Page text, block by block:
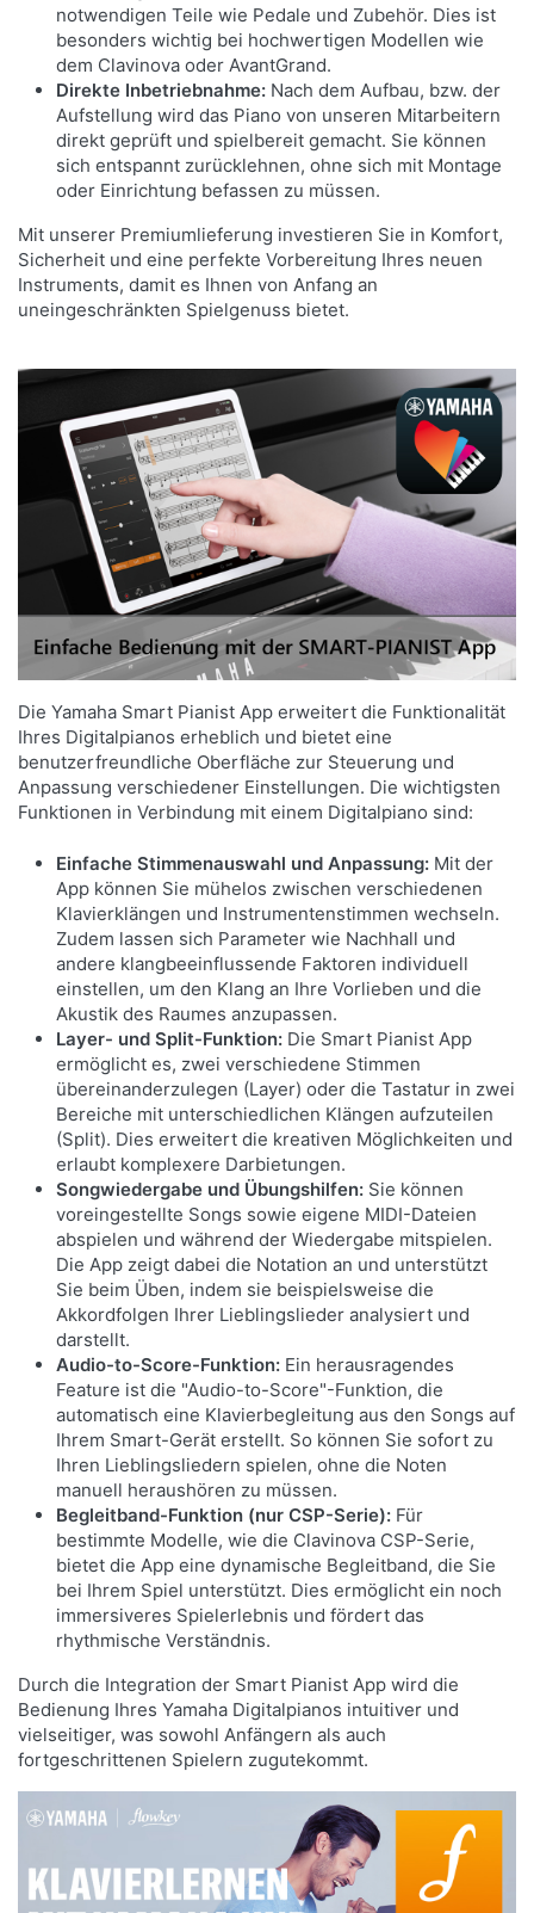
MÖCHTEN SIE EINEN IHRER
LIEBLINGSSONGS AUF DEM PIANO
AUSPROBIEREN, WISSEN ABER NICHT, WO
SIE ANFANGEN SOLLEN?
Mit der "Audio to Score"-Option der Yamaha
Smart Pianist App wird dies zum Kinderspiel. Die
App analysiert MP3s und andere Audioformate,
komplettiert mit über 50 akkordbasierten
Begleitungen, die Ihrem Spiellevel entsprechen. Sie
brauchen nur den Lichtsignalen zu folgen.
VERBESSERN SIE IHRE PERFORMANCE
DURCH EINE BREITE PALETTE AN KLÄNGEN
UND BEGLEITRHYTHMEN.
Das Clavinova CSP-295 besticht nicht nur durch
sein unaufdringliches und elegantes Äußeres,
sondern auch durch seine reiche Auswahl an
musikalischen Farben und Klangschattierungen.
Darüber hinaus steht Ihnen eine umfangreiche
Auswahl an Begleitrhythmen zur Verfügung, die
Ihre musikalischen Darbietungen mit authentischen
Klängen ergänzen und in verschiedenen Genres
hervorheben.
notwendigen Teile wie Pedale und Zubehör. Dies ist
besonders wichtig bei hochwertigen Modellen wie
dem Clavinova oder AvantGrand.
Direkte Inbetriebnahme: Nach dem Aufbau, bzw. der
Aufstellung wird das Piano von unseren Mitarbeitern
direkt geprüft und spielbereit gemacht. Sie können
sich entspannt zurücklehnen, ohne sich mit Montage
oder Einrichtung befassen zu müssen.
Mit unserer Premiumlieferung investieren Sie in Komfort,
Sicherheit und eine perfekte Vorbereitung Ihres neuen
Instruments, damit es Ihnen von Anfang an
uneingeschränkten Spielgenuss bietet.
Die Yamaha Smart Pianist App erweitert die Funktionalität
Ihres Digitalpianos erheblich und bietet eine
benutzerfreundliche Oberfläche zur Steuerung und
Anpassung verschiedener Einstellungen. Die wichtigsten
Funktionen in Verbindung mit einem Digitalpiano sind:
Einfache Stimmenauswahl und Anpassung: Mit der
App können Sie mühelos zwischen verschiedenen
Klavierklängen und Instrumentenstimmen wechseln.
Zudem lassen sich Parameter wie Nachhall und
andere klangbeeinflussende Faktoren individuell
einstellen, um den Klang an Ihre Vorlieben und die
Akustik des Raumes anzupassen.
Layer- und Split-Funktion: Die Smart Pianist App
ermöglicht es, zwei verschiedene Stimmen
übereinanderzulegen (Layer) oder die Tastatur in zwei
Bereiche mit unterschiedlichen Klängen aufzuteilen
(Split). Dies erweitert die kreativen Möglichkeiten und
erlaubt komplexere Darbietungen.
Songwiedergabe und Übungshilfen: Sie können
voreingestellte Songs sowie eigene MIDI-Dateien
abspielen und während der Wiedergabe mitspielen.
Die App zeigt dabei die Notation an und unterstützt
Sie beim Üben, indem sie beispielsweise die
Akkordfolgen Ihrer Lieblingslieder analysiert und
darstellt.
Audio-to-Score-Funktion: Ein herausragendes
Feature ist die "Audio-to-Score"-Funktion, die
automatisch eine Klavierbegleitung aus den Songs auf
Ihrem Smart-Gerät erstellt. So können Sie sofort zu
Ihren Lieblingsliedern spielen, ohne die Noten
manuell heraushören zu müssen.
Begleitband-Funktion (nur CSP-Serie): Für
bestimmte Modelle, wie die Clavinova CSP-Serie,
bietet die App eine dynamische Begleitband, die Sie
bei Ihrem Spiel unterstützt. Dies ermöglicht ein noch
immersiveres Spielerlebnis und fördert das
rhythmische Verständnis.
Durch die Integration der Smart Pianist App wird die
Bedienung Ihres Yamaha Digitalpianos intuitiver und
vielseitiger, was sowohl Anfängern als auch
fortgeschrittenen Spielern zugutekommt.